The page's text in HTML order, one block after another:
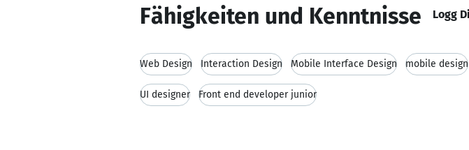
Fähigkeiten und Kenntnisse Logg
Web Design Interaction Design Mobile Interface Design mobile design
UI designer Front end developer junior